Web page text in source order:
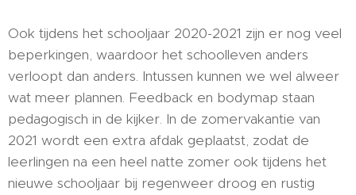
Ook tijdens het schooljaar 2020-2021 zijn er nog veel
beperkingen, waardoor het schoolleven anders
verloopt dan anders. Intussen kunnen we wel alweer
wat meer plannen. Feedback en bodymap staan
pedagogisch in de kijker. In de zomervakantie van
2021 wordt een extra afdak geplaatst, zodat de
leerlingen na een heel natte zomer ook tijdens het
nieuwe schooljaar bij regenweer droog en rustig